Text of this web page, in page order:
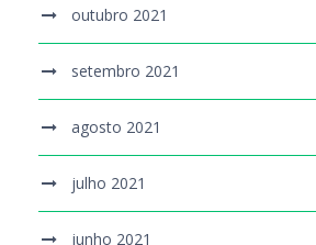
outubro 2021
setembro 2021
agosto 2021
julho 2021
junho 2021